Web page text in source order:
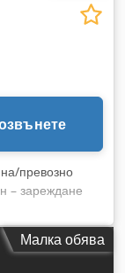
превозно
– зареждане
Aswuck Ija
HPP 380/43/43
Малка обява